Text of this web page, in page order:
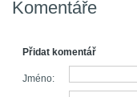
Komentáře
Přidat komentář
Jméno: